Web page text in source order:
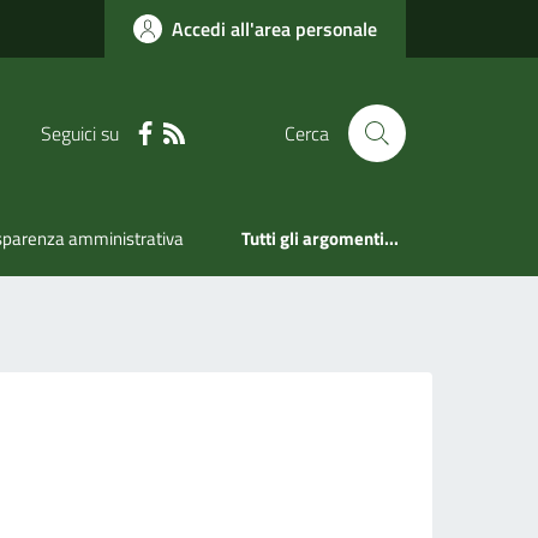
Accedi all'area personale
Seguici su Cerca
amministrativa Tutti gli argomenti...